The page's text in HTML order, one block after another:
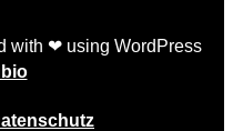
with ❤ using WordPress